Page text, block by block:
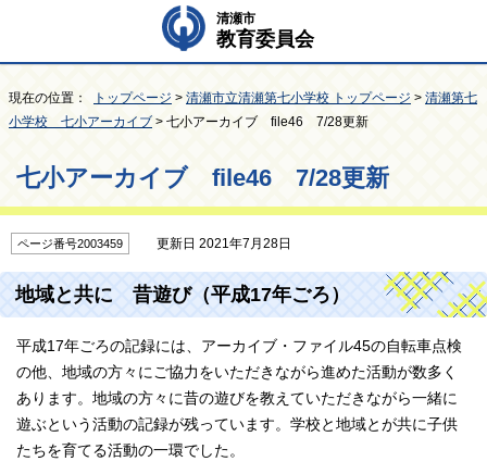
清瀬市
教育委員会
現在の位置： トップページ > 清瀬市立清瀬第七小学校 トップページ > 清瀬第七
小学校 七小アーカイブ > 七小アーカイブ file46 7/28更新
七小アーカイブ file46 7/28更新
ページ番号2003459 更新日 2021年7月28日
地域と共に 昔遊び（平成17年ごろ）
平成17年ごろの記録には、アーカイブ・ファイル45の自転車点検
の他、地域の方々にご協力をいただきながら進めた活動が数多く
あります。地域の方々に昔の遊びを教えていただきながら一緒に
遊ぶという活動の記録が残っています。学校と地域とが共に子供
たちを育てる活動の一環でした。